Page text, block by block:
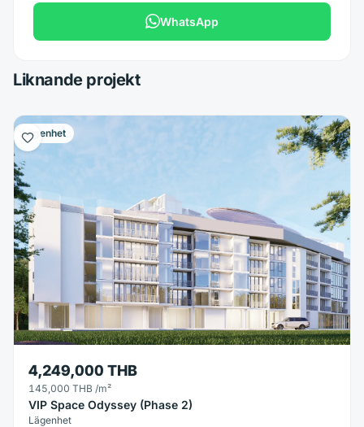
WhatsApp
Liknande projekt
Lägenhet
4,249,000 THB
145,000 THB /m²
VIP Space Odyssey (Phase 2)
Lägenhet